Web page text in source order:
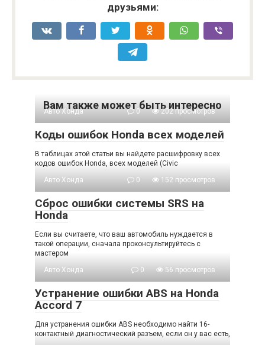
друзьями:
Вам также может быть интересно
Авто Хонда 0 202 просмотров
Коды ошибок Honda всех моделей
В таблицах этой статьи вы найдете расшифровку всех
кодов ошибок Honda, всех моделей (Civic
Авто Хонда
0 152 просмотров
Сброс ошибки системы SRS на
Honda
Если вы считаете, что ваш автомобиль нуждается в
такой операции, сначала проконсультируйтесь с
мастером
Авто Хонда
0 56 просмотров
Устранение ошибки ABS на Honda
Accord 7
Для устранения ошибки ABS необходимо найти 16-
контактный диагностический разъем, если он у вас есть,